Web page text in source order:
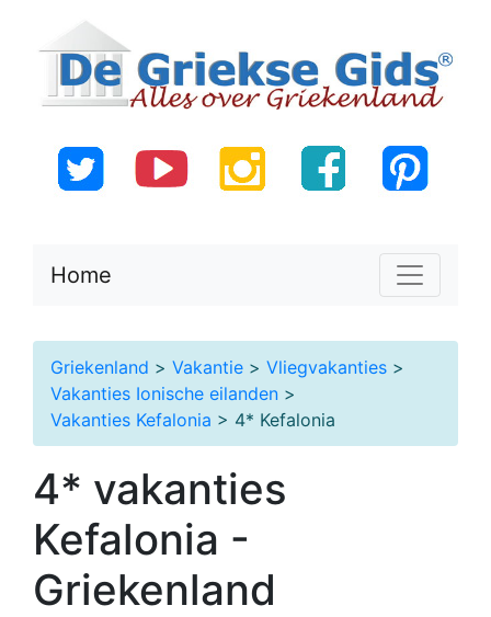
Home
Griekenland > Vakantie > Vliegvakanties >
Vakanties Ionische eilanden >
Vakanties Kefalonia > 4* Kefalonia
4* vakanties
Kefalonia -
Griekenland